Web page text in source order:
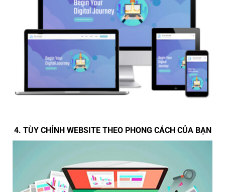
4. TÙY CHỈNH WEBSITE THEO PHONG CÁCH CỦA BẠN